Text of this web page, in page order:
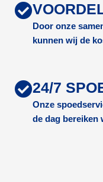
Door onze
kunnen wij de
24/7
Onze
de dag bereiken